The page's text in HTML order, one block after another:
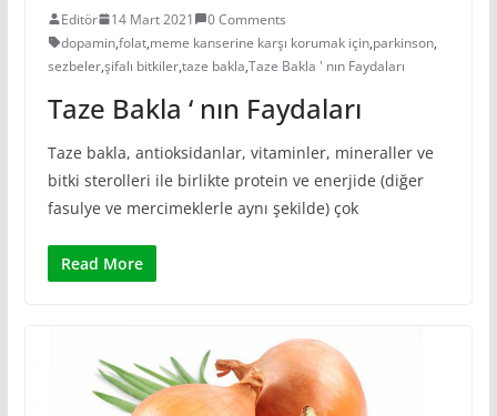
Editör 14 Mart 2021
0 Comments
dopamin,folat,meme kanserine karşı korumak için,parkinson,
sezbeler,şifalı bitkiler,taze bakla,Taze Bakla ' nın Faydaları
Taze Bakla ‘ nın Faydaları
Taze bakla, antioksidanlar, vitaminler, mineraller ve
bitki sterolleri ile birlikte protein ve enerjide (diğer
fasulye ve mercimeklerle aynı şekilde) çok
Read More